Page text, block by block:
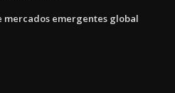
mercados emergentes global